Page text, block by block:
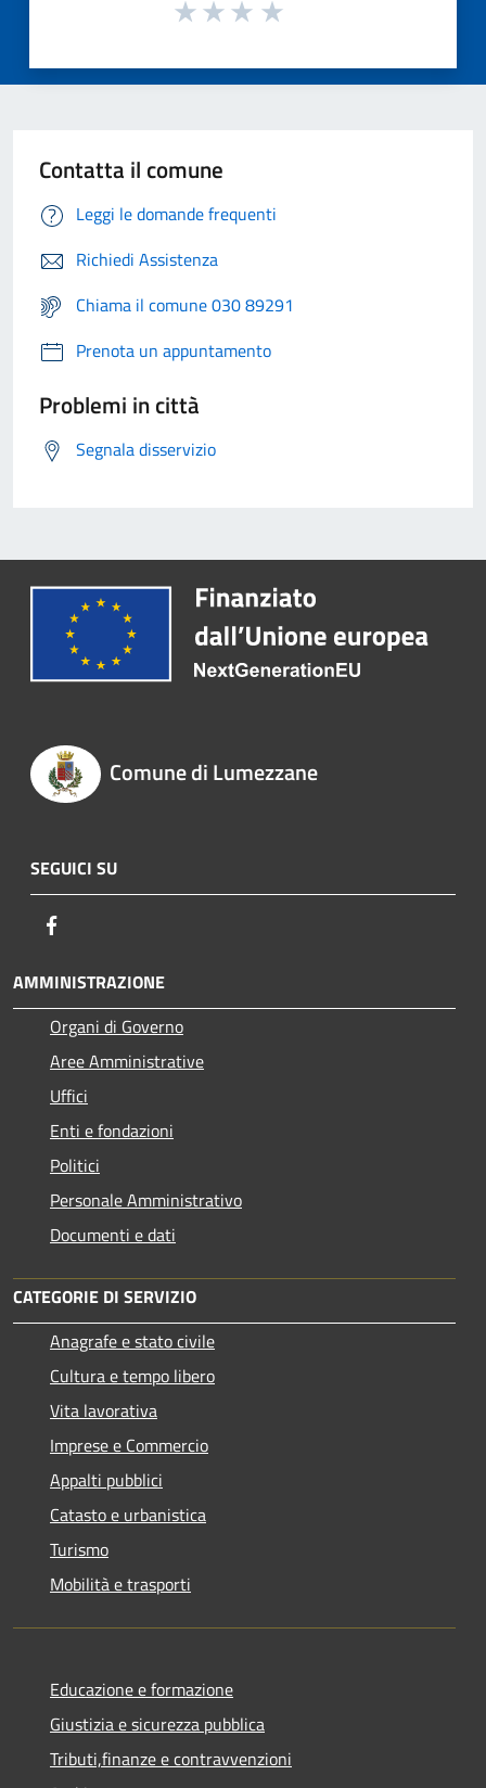
Contatta il comune
Leggi le domande frequenti
Richiedi Assistenza
Chiama il comune 030 89291
Prenota un appuntamento
Problemi in città
Segnala disservizio
Comune di Lumezzane
SEGUICI SU
AMMINISTRAZIONE
Organi di Governo
Aree Amministrative
Uffici
Enti e fondazioni
Politici
Personale Amministrativo
Documenti e dati
CATEGORIE DI SERVIZIO
Anagrafe e stato civile
Cultura e tempo libero
Vita lavorativa
Imprese e Commercio
Appalti pubblici
Catasto e urbanistica
Turismo
Mobilità e trasporti
Educazione e formazione
Giustizia e sicurezza pubblica
Tributi,finanze e contravvenzioni